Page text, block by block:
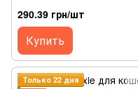
290.39 грн/шт
Купить
Только 22 дня